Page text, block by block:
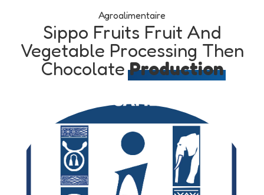
Agroalimentaire
Sippo Fruits Fruit And
Vegetable Processing Then
ChocolateProduction